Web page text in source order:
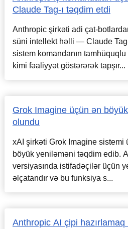
Claude Tag-ı təqdim etdi
Anthropic şirkəti adi çat-
süni intellekt həlli — Claude
sistem komandanın
kimi fəaliyyət göstərərək tapşır...
Grok Imagine üçün ən
olundu
xAI şirkəti Grok Imagine sistemi
böyük yeniləməni təqdim edib.
versiyasında istifadəçilər üçün
əlçatandır və bu funksiya s...
Anthropic AI çipi